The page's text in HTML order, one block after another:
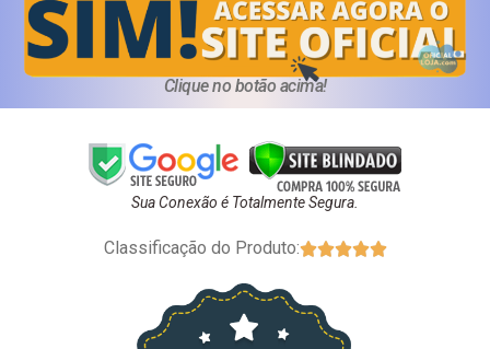
Clique no botão acima!
Sua Conexão é Totalmente Segura.
Classificação do Produto: